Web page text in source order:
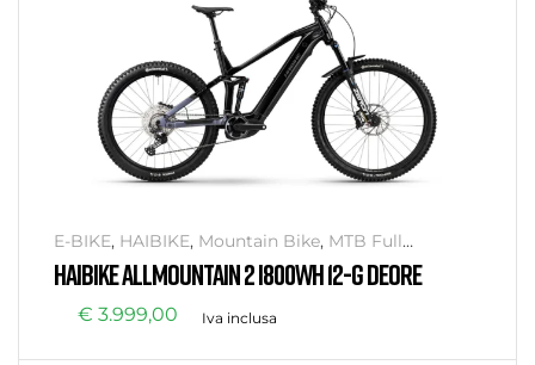
E-BIKE, HAIBIKE, Mountain Bike, MTB Full
Suspension
HAIBIKE ALLMOUNTAIN 2 I800WH 12-G DEORE
€ 3.999,00 Iva inclusa